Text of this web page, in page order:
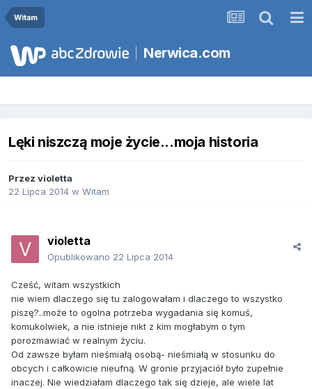
Witam
Nerwica.com
Lęki niszczą moje życie...moja historia
Przez violetta
22 Lipca 2014 w Witam
violetta
Opublikowano 22 Lipca 2014
Cześć, witam wszystkich
nie wiem dlaczego się tu zalogowałam i dlaczego to wszystko
piszę?..może to ogolna potrzeba wygadania się komuś,
komukolwiek, a nie istnieje nikt z kim mogłabym o tym
porozmawiać w realnym życiu.
Od zawsze byłam nieśmiałą osobą- nieśmiałą w stosunku do
obcych i całkowicie nieufną. W gronie przyjaciół było zupełnie
inaczej. Nie wiedziałam dlaczego tak się dzieje, ale wiele lat